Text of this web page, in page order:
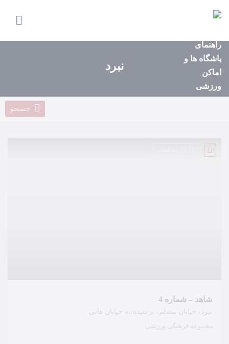
صفحه
استان‌ها
باشگاه‌ها
نبرد
جستجو
شاهد – شماره 4
نبرد، خیابان مسلم، نرسیده به خیابان هانی
مجموعه فرهنگی ورزشی